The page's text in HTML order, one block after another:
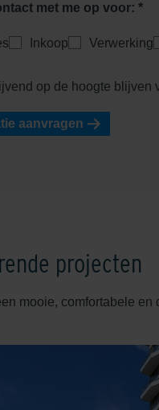
met me op voor: *
Inkoop Verwerking
op de hoogte blijven
aanvragen
projecten
mooie, comfortabele en